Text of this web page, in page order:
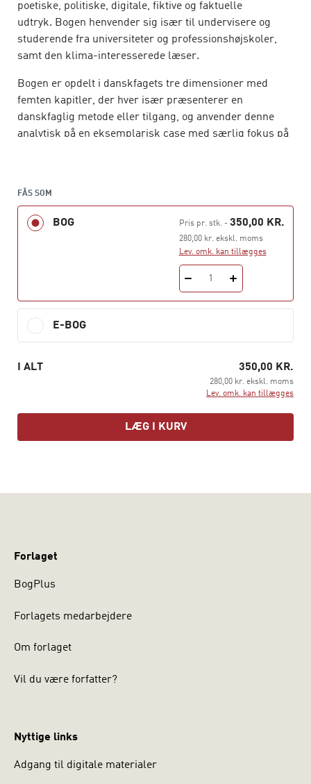
poetiske, politiske, digitale, fiktive og faktuelle
udtryk. Bogen henvender sig især til undervisere og
studerende fra universiteter og professionshøjskoler,
samt den klima-interesserede læser.
Bogen er opdelt i danskfagets tre dimensioner med
femten kapitler, der hver især præsenterer en
danskfaglig metode eller tilgang, og anvender denne
analytisk på en eksemplarisk case med særlig fokus på
fremtid vi får.
er den første
tre hoveddimensioner litteratur, sprog og medier. Bogen
er redigeret af Sune Auken, Helle Kannik Haastrup &
Søren Beck Nielsen fra Københavns Universitet og
skrevet af eksperter på området
FÅS SOM
BOG Pris pr. stk.- 350,00 KR.
280,00 kr. ekskl. moms
Lev. omk. kan tillægges
1
E-BOG
I ALT 350,00 KR.
280,00 kr. ekskl. moms
Lev. omk. kan tillægges
LÆG I KURV
Forlaget
BogPlus
Forlagets medarbejdere
Om forlaget
Vil du være forfatter?
Nyttige links
Adgang til digitale materialer